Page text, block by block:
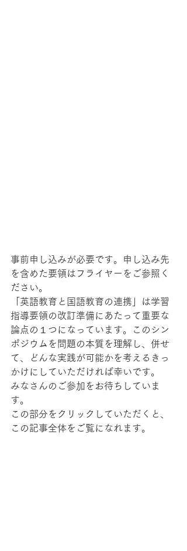
事前申し込みが必要です。申し込み先
を含めた要領はフライヤーをご参照く
ださい。
「英語教育と国語教育の連携」は学習
指導要領の改訂準備にあたって重要な
論点の１つになっています。このシン
ポジウムを問題の本質を理解し、併せ
て、どんな実践が可能かを考えるきっ
かけにしていただければ幸いです。
みなさんのご参加をお待ちしていま
す。
この部分をクリックしていただくと、
この記事全体をご覧になれます。